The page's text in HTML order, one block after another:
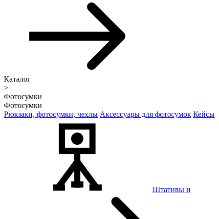
Каталог
>
Фотосумки
Фотосумки
Рюкзаки, фотосумки, чехлы Аксессуары для фотосумок Кейсы
Штативы и